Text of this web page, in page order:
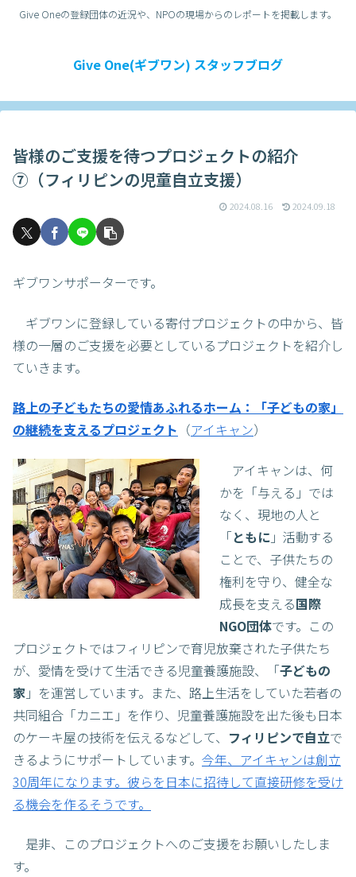
Give Oneの登録団体の近況や、NPOの現場からのレポートを掲載します。
Give One(ギブワン) スタッフブログ
皆様のご支援を待つプロジェクトの紹介
⑦（フィリピンの児童自立支援）
2024.08.16 2024.09.18
ギブワンサポーターです。
ギブワンに登録している寄付プロジェクトの中から、皆
様の一層のご支援を必要としているプロジェクトを紹介し
ていきます。
路上の子どもたちの愛情あふれるホーム：「子どもの家」
の継続を支えるプロジェクト （アイキャン）
アイキャンは、何
かを「与える」では
なく、現地の人と
「ともに 」活動する
ことで、子供たちの
権利を守り、健全な
成長を支える国際
NGO団体です。この
プロジェクトではフィリピンで育児放棄された子供たち
が、愛情を受けて生活できる児童養護施設、「子どもの
家 」を運営しています。また、路上生活をしていた若者の
共同組合「カニエ」を作り、児童養護施設を出た後も日本
のケーキ屋の技術を伝えるなどして、 フィリピンで自立で
きるようにサポートしています。 今年、アイキャンは創立
30周年になります。彼らを日本に招待して直接研修を受け
る機会を作るそうです。
是非、このプロジェクトへのご支援をお願いしたしま
す。